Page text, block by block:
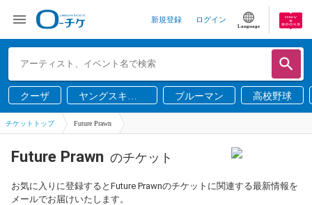
新規登録 ログイン
Language
クーザ
ヤングスキニ
ー
ブルーマン 高校野球
チケットトップ Future Prawn
Future Prawn のチケット
お気に入りに登録するとFuture Prawnのチケットに関連する最新情報を
メールでお届けいたします。